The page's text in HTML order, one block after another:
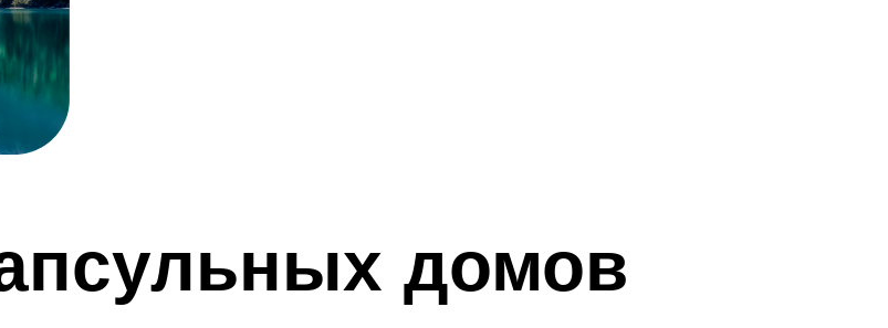
домов